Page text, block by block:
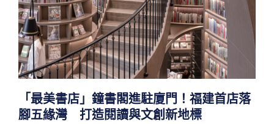
「最美書店」鐘書閣進駐廈門！福建首店落
腳五緣灣 打造閱讀與文創新地標